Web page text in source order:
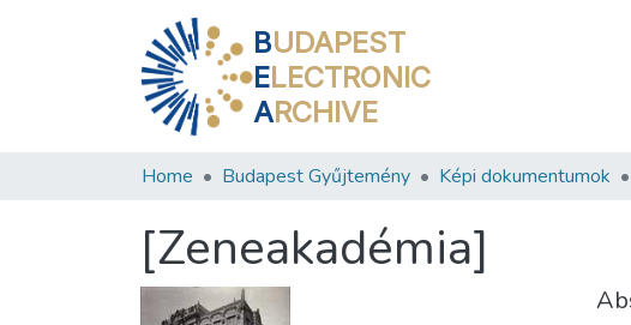
BUDAPEST
ELECTRONIC
ARCHIVE
Home Budapest Gyűjtemény Képi dokumentumok
[Zeneakadémia]